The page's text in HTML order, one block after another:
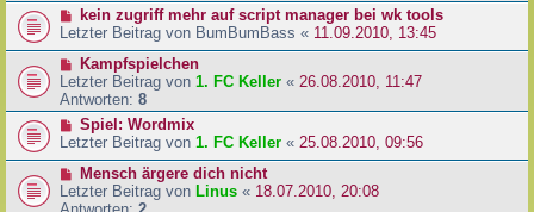
kein zugriff mehr auf script manager bei wk tools
Letzter Beitrag von BumBumBass « 11.09.2010, 13:45
Kampfspielchen
Letzter Beitrag von 1. FC Keller « 26.08.2010, 11:47
Antworten: 8
Spiel: Wordmix
Letzter Beitrag von 1. FC Keller « 25.08.2010, 09:56
Mensch ärgere dich nicht
Letzter Beitrag von Linus « 18.07.2010, 20:08